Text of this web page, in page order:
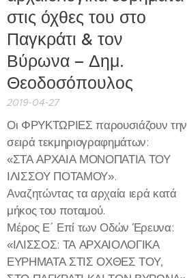
στις όχθες του στο
Παγκράτι & τον
Βύρωνα – Δημ.
Θεοδοσόπουλος
2019-04-27
Οι ΦΡΥΚΤΩΡΙΕΣ παρουσιάζουν την
σειρά τεκμηριογραφημάτων:
«ΣΤΑ ΑΡΧΑΙΑ ΜΟΝΟΠΑΤΙΑ ΤΟΥ
ΙΛΙΣΣΟΥ ΠΟΤΑΜΟΥ».
Αναζητώντας τα αρχαία ιερά κατά
μήκος του ποταμού.
Μέρος Ε΄ Επί των Οδών Έρευνα:
«ΙΛΙΣΣΟΣ: ΤΑ ΑΡΧΑΙΟΛΟΓΙΚΑ
ΕΥΡΗΜΑΤΑ ΣΤΙΣ ΟΧΘΕΣ ΤΟΥ,